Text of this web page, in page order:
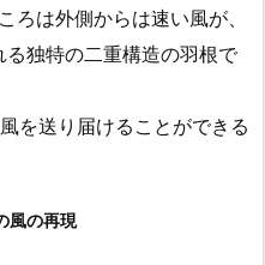
ろは外側からは速い風が、
独特の二重構造の羽根で
を送り届けることができる
風の再現